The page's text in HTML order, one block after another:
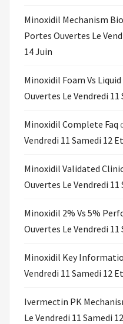
Minoxidil Mechanism
Portes Ouvertes Le
14 Juin
Minoxidil Foam Vs
Ouvertes Le Vendredi
Minoxidil Complete Faq
Vendredi 11 Samedi 12
Minoxidil Validated
Ouvertes Le Vendredi
Minoxidil 2% Vs 5%
Ouvertes Le Vendredi
Minoxidil Key
Vendredi 11 Samedi 12
Ivermectin PK
Le Vendredi 11 Samedi